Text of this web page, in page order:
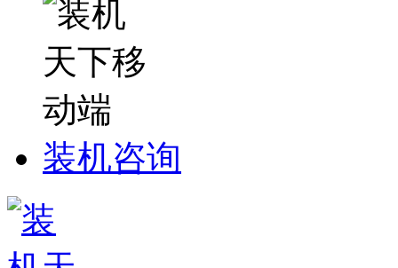
装机咨询